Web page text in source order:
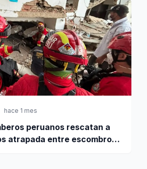
hace 1 mes
peruanos rescatan a
atrapada entre escombros